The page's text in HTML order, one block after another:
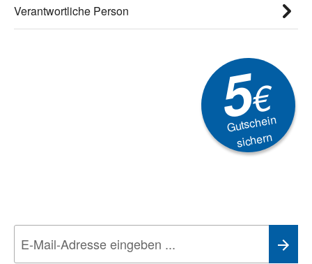
Verantwortliche Person
5€
Gutschein
sichern